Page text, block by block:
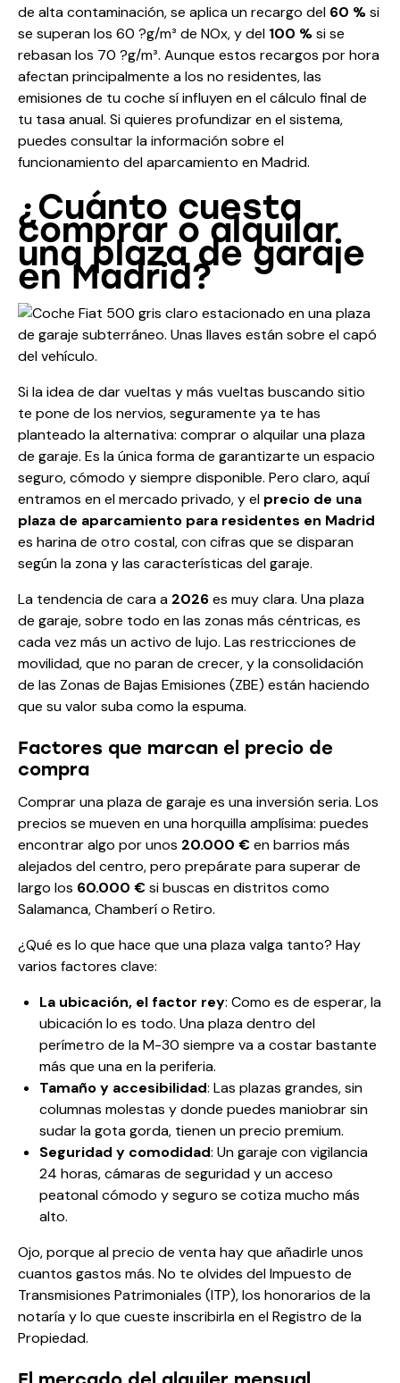
de alta contaminación, se aplica un recargo del 60 %si
se superan los 60 ?g/m³ de NOx, y del 100 %si se
rebasan los 70 ?g/m³. Aunque estos recargos por hora
afectan principalmente a los no residentes, las
emisiones de tu coche sí influyen en el cálculo final de
tu tasa anual. Si quieres profundizar en el sistema,
puedes consultar la información sobre el
funcionamiento del aparcamiento en Madrid.
¿Cuánto cuesta
comprar o alquilar
una plaza de garaje
en Madrid?
Si la idea de dar vueltas y más vueltas buscando sitio
te pone de los nervios, seguramente ya te has
planteado la alternativa: comprar o alquilar una plaza
de garaje. Es la única forma de garantizarte un espacio
seguro, cómodo y siempre disponible. Pero claro, aquí
entramos en el mercado privado, y el precio de una
plaza de aparcamiento para residentes en Madrid
es harina de otro costal, con cifras que se disparan
según la zona y las características del garaje.
La tendencia de cara a 2026es muy clara. Una plaza
de garaje, sobre todo en las zonas más céntricas, es
cada vez más un activo de lujo. Las restricciones de
movilidad, que no paran de crecer, y la consolidación
de las Zonas de Bajas Emisiones (ZBE) están haciendo
que su valor suba como la espuma.
Factores que marcan el precio de
compra
Comprar una plaza de garaje es una inversión seria. Los
precios se mueven en una horquilla amplísima: puedes
encontrar algo por unos 20.000 €en barrios más
alejados del centro, pero prepárate para superar de
largo los 60.000 €si buscas en distritos como
Salamanca, Chamberí o Retiro.
¿Qué es lo que hace que una plaza valga tanto? Hay
varios factores clave:
La ubicación, el factor rey: Como es de esperar, la
ubicación lo es todo. Una plaza dentro del
perímetro de la M-30 siempre va a costar bastante
más que una en la periferia.
Tamaño y accesibilidad: Las plazas grandes, sin
columnas molestas y donde puedes maniobrar sin
sudar la gota gorda, tienen un precio premium.
Seguridad y comodidad: Un garaje con vigilancia
24 horas, cámaras de seguridad y un acceso
peatonal cómodo y seguro se cotiza mucho más
alto.
Ojo, porque al precio de venta hay que añadirle unos
cuantos gastos más. No te olvides del Impuesto de
Transmisiones Patrimoniales (ITP), los honorarios de la
notaría y lo que cueste inscribirla en el Registro de la
Propiedad.